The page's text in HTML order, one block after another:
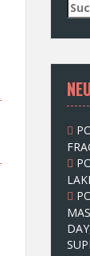
S
u
c
e
n
n
c
h
: